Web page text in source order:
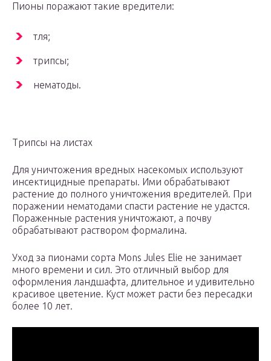
Пионы поражают такие вредители:
тля;
трипсы;
нематоды.
Трипсы на листах
Для уничтожения вредных насекомых используют
инсектицидные препараты. Ими обрабатывают
растение до полного уничтожения вредителей. При
поражении нематодами спасти растение не удастся.
Пораженные растения уничтожают, а почву
обрабатывают раствором формалина.
Уход за пионами сорта Mons Jules Elie не занимает
много времени и сил. Это отличный выбор для
оформления ландшафта, длительное и удивительно
красивое цветение. Куст может расти без пересадки
более 10 лет.